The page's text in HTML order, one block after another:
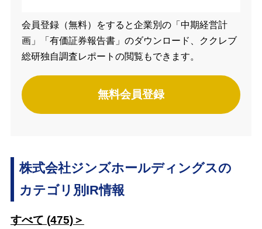
会員登録（無料）をすると企業別の「中期経営計
画」「有価証券報告書」のダウンロード、ククレブ
総研独自調査レポートの閲覧もできます。
無料会員登録
株式会社ジンズホールディングスの
カテゴリ別IR情報
すべて (475)＞